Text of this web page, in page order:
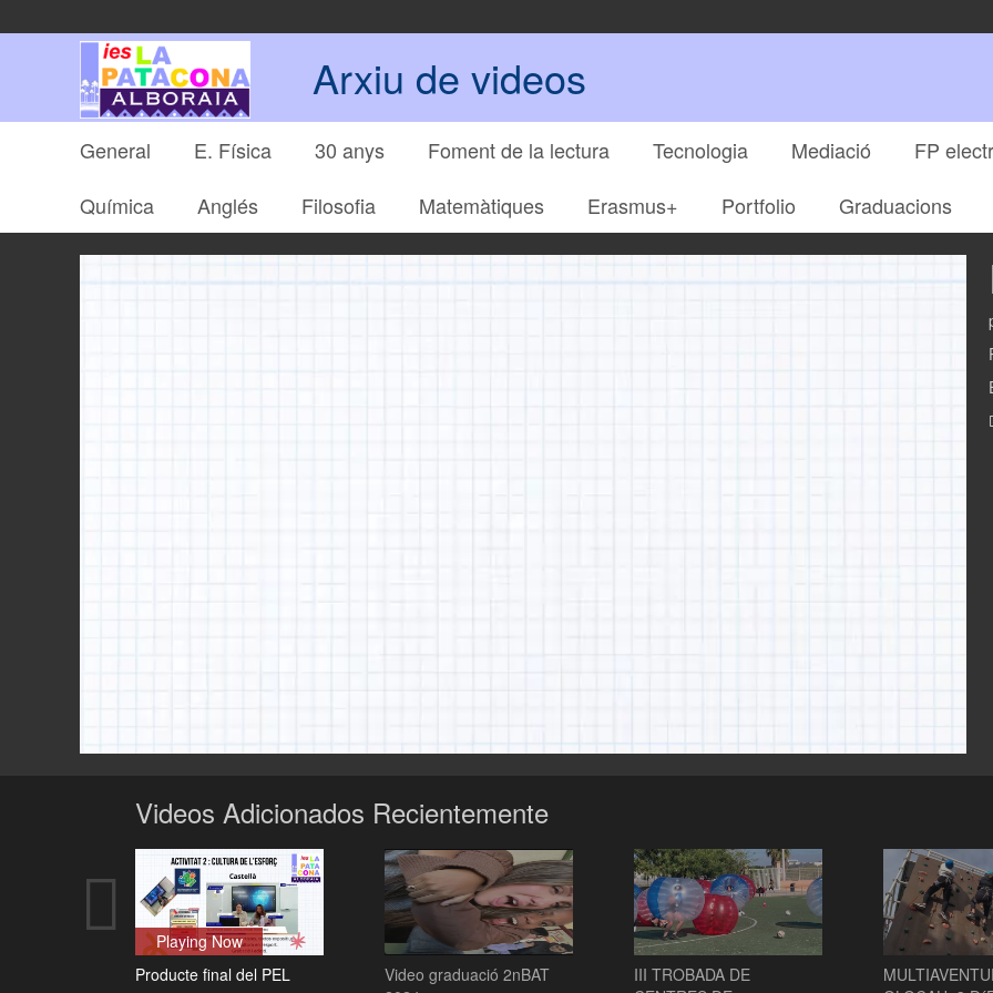
Arxiu de videos
General E. Física 30 anys Foment de la lectura Tecnologia Mediació FP
Química
Anglés Filosofia Matemàtiques Erasmus+ Portfolio Graduacions
Videos Adicionados Recientemente
Playing Now
Producte final del PEL
Video graduació 2nBAT
III TROBADA DE